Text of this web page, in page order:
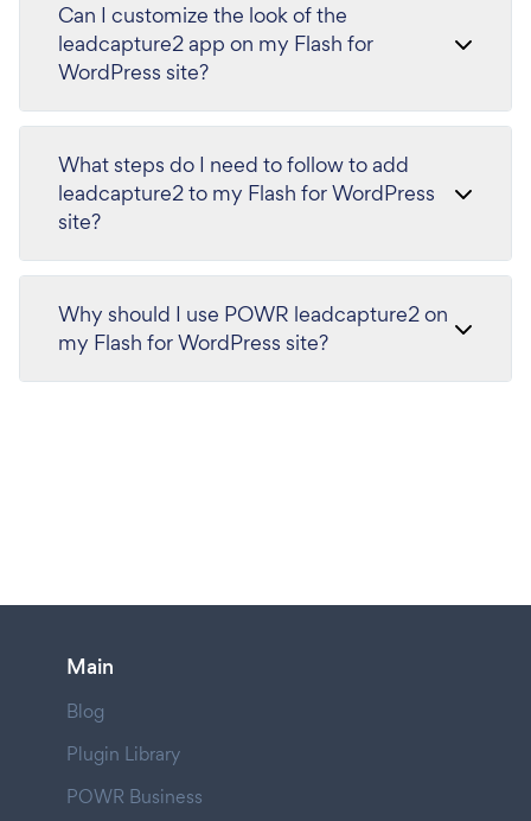
Can I customize the look of the
leadcapture2 app on my Flash for
WordPress site?
What steps do I need to follow to add
leadcapture2 to my Flash for WordPress
site?
Why should I use POWR leadcapture2 on
my Flash for WordPress site?
Main
Blog
Plugin Library
POWR Business